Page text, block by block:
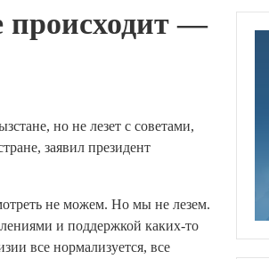
происходит —
но не лезет с советами,
заявил президент
не можем. Но мы не лезем.
и поддержкой каких-то
все нормализуется, все